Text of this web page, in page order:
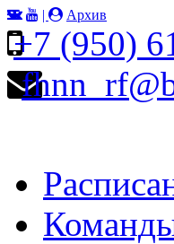
| Архив
+7 (950)